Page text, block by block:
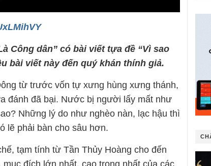
Công dân” có bài viết tựa đề “Vì sao
bài viết này đến quý khán thính giả.
từ trước vốn tự xưng hùng xưng thánh,
đánh đã bại. Nước bị người lấy mất như
Những lý do như nghèo nàn, lạc hậu thì
lẽ phải bàn cho sâu hơn.
tạm tính từ Tần Thủy Hoàng cho đến